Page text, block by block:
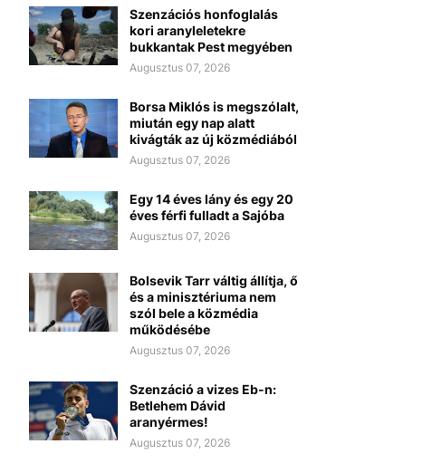
Szenzációs honfoglalás
kori aranyleletekre
bukkantak Pest megyében
Augusztus 07, 2026
Borsa Miklós is megszólalt,
miután egy nap alatt
kivágták az új közmédiából
Augusztus 07, 2026
Egy 14 éves lány és egy 20
éves férfi fulladt a Sajóba
Augusztus 07, 2026
Bolsevik Tarr váltig állítja, ő
és a minisztériuma nem
szól bele a közmédia
működésébe
Augusztus 07, 2026
Szenzáció a vizes Eb-n:
Betlehem Dávid
aranyérmes!
Augusztus 07, 2026